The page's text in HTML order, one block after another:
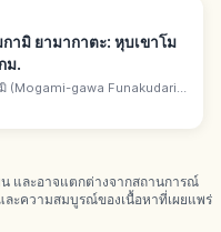
กามิ ยามากาตะ: หุบเขาโม
ม.
(Mogami-gawa Funakudari)
มกามิเคียวของ จ.ยามากาตะ
กม. มัตสึโอะ บาโชแต่งไฮกุที่นี่ใน
และอาจแตกต่างจากสถานการณ์
ะความสมบูรณ์ของเนื้อหาที่เผยแพร่